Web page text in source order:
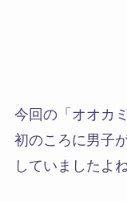
今回の「オオカ
初のころに男子
していましたよね